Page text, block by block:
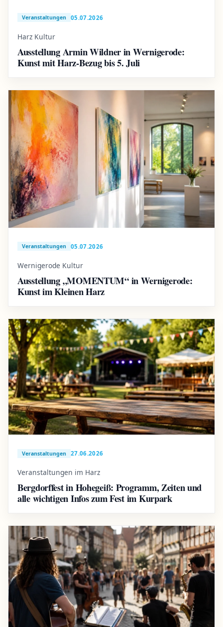
Veranstaltungen 05.07.2026
Harz Kultur
Ausstellung Armin Wildner in Wernigerode:
Kunst mit Harz-Bezug bis 5. Juli
Veranstaltungen 05.07.2026
Wernigerode Kultur
Ausstellung „MOMENTUM“ in Wernigerode:
Kunst im Kleinen Harz
Veranstaltungen 27.06.2026
Veranstaltungen im Harz
Bergdorffest in Hohegeiß: Programm, Zeiten und
alle wichtigen Infos zum Fest im Kurpark